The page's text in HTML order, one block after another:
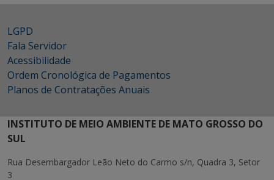
LGPD
Fala Servidor
Acessibilidade
Ordem Cronológica de Pagamentos
Planos de Contratações Anuais
INSTITUTO DE MEIO AMBIENTE DE MATO GROSSO DO
SUL
Rua Desembargador Leão Neto do Carmo s/n, Quadra 3, Setor
3